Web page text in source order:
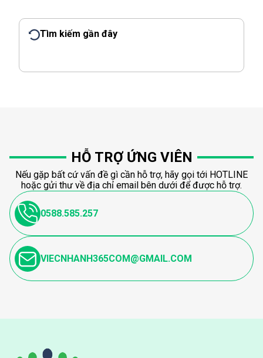
Tìm kiếm gần đây
HỖ TRỢ ỨNG VIÊN
Nếu gặp bất cứ vấn đề gì cần hỗ trợ, hãy gọi tới HOTLINE
hoặc gửi thư về địa chỉ email bên dưới để được hỗ trợ.
0588.585.257
VIECNHANH365COM@GMAIL.COM